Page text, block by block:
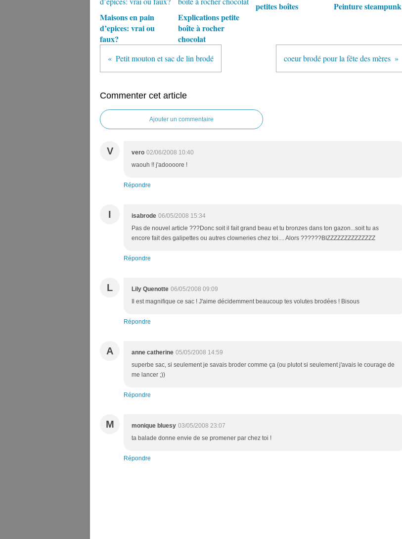
Maisons en pain
d’epices: vrai ou
faux?
Explications petite
boîte à rocher
chocolat
petites boîtes Peinture steampunk
Petit mouton et sac de lin brodé coeur brodé pour la fête des mères
Commenter cet article
Ajouter un commentaire
V vero 02/06/2008 10:40
waouh !! j'adoooore !
Répondre
I isabrode 06/05/2008 15:34
Pas de nouvel article ???Donc soit il fait grand beau et tu bronzes dans ton gazon...soit tu as
encore fait des galipettes ou autres clowneries chez toi.... Alors ??????BIZZZZZZZZZZZZZZ
Répondre
L Lily Quenotte 06/05/2008 09:09
Il est magnifique ce sac ! J'aime décidemment beaucoup tes volutes brodées ! Bisous
Répondre
A anne catherine 05/05/2008 14:59
superbe sac, si seulement je savais broder comme ça (ou plutot si seulement j'avais le courage de
me lancer ;))
Répondre
M monique bluesy 03/05/2008 23:07
ta balade donne envie de se promener par chez toi !
Répondre